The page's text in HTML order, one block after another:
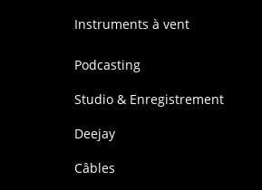
Instruments à vent
Podcasting
Studio & Enregistrement
Deejay
Câbles